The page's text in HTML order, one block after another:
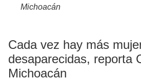
Michoacán
Cada vez hay más
desaparecidas, reporta
Michoacán